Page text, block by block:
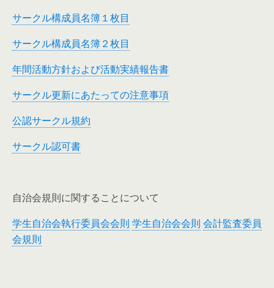
サークル構成員名簿１枚目
サークル構成員名簿２枚目
年間活動方針および活動実績報告書
サークル更新にあたっての注意事項
公認サークル規約
サークル認可書
自治会規則に関することについて
学生自治会執行委員会会則 学生自治会会則 会計監査委員
会規則